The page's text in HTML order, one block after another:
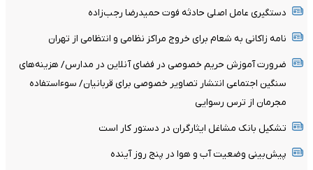
دستگیری عامل اصلی حادثه فوت حمیدرضا رجب‌زاده
نامه زاکانی به شعام برای خروج مراکز نظامی و انتظامی از تهران
ضرورت آموزش حریم خصوصی در فضای آنلاین در مدارس/ هزینه‌های
سنگین اجتماعی انتشار تصاویر خصوصی برای قربانیان/ سوءاستفاده
مجرمان از ترس رسوایی
تشکیل بانک مشاغل ایثارگران در دستور کار است
پیش‌بینی وضعیت آب و هوا در پنج روز آینده